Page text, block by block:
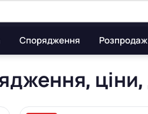
Спорядження Розпродаж